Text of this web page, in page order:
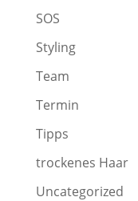
SOS
Styling
Team
Termin
Tipps
trockenes Haar
Uncategorized